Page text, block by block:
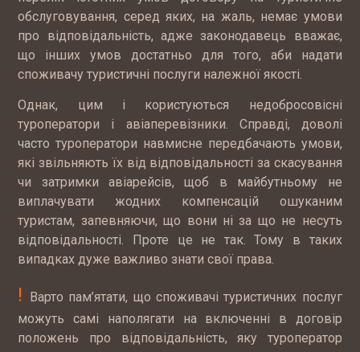
обслуговування, серед яких, на жаль, немає умови
про відповідальність, адже законодавець вважає,
що інших умов достатньо для того, аби надати
споживачу туристичні послуги належної якості.
Однак, цим і користуються недобросовісні
туроператори і авіаперевізники. Справді, доволі
часто туроператори навмисне передбачають умови,
які звільняють їх від відповідальності за скасування
чи затримки авіарейсів, щоб в майбутньому не
виплачувати жодних компенсацій ошуканим
туристам, запевняючи, що вони ні за що не несуть
відповідальності. Проте це не так. Тому в таких
випадках дуже важливо знати свої права.
! Варто пам’ятати, що споживачі туристичних послуг
можуть самі наполягати на включенні в договір
положень про відповідальність, яку туроператор